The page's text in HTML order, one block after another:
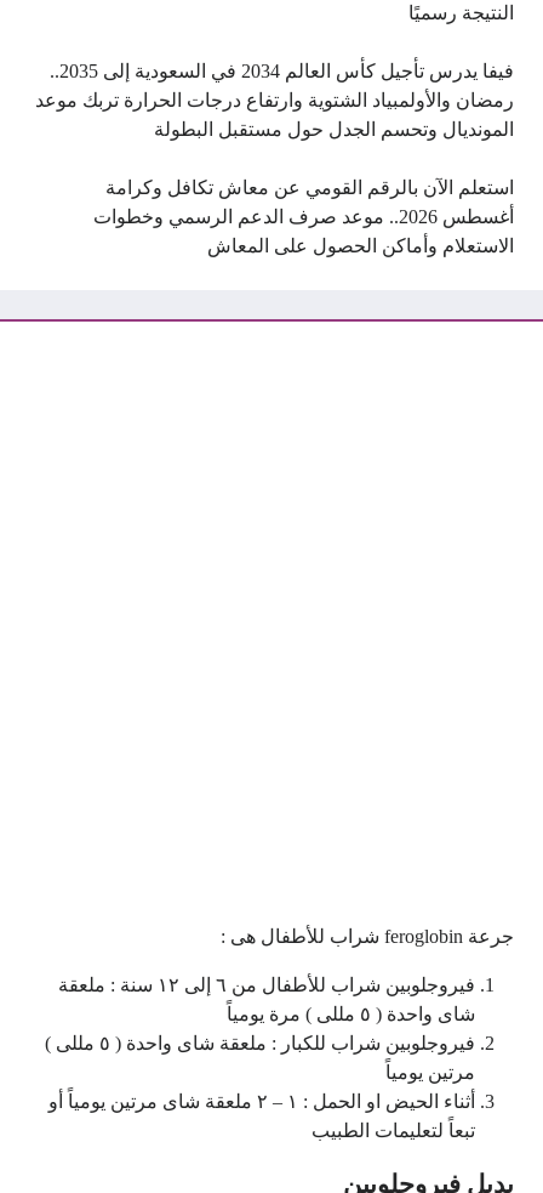
النتيجة رسميًا
فيفا يدرس تأجيل كأس العالم 2034 في السعودية إلى 2035..
رمضان والأولمبياد الشتوية وارتفاع درجات الحرارة تربك موعد
المونديال وتحسم الجدل حول مستقبل البطولة
استعلم الآن بالرقم القومي عن معاش تكافل وكرامة
أغسطس 2026.. موعد صرف الدعم الرسمي وخطوات
الاستعلام وأماكن الحصول على المعاش
جرعة feroglobin شراب للأطفال هى :
فيروجلوبين شراب للأطفال من ٦ إلى ١٢ سنة : ملعقة
شاى واحدة ( ٥ مللى ) مرة يومياً
فيروجلوبين شراب للكبار : ملعقة شاى واحدة ( ٥ مللى )
مرتين يومياً
أثناء الحيض او الحمل : ١ – ٢ ملعقة شاى مرتين يومياً أو
تبعاً لتعليمات الطبيب
بديل فيروجلوبين